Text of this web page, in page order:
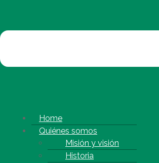
Home
Quiénes somos
Misión y visión
Historia